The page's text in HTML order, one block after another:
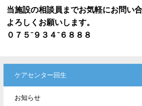
当施設の相談員までお気軽にお問い
よろしくお願いします。
０７５⁻９３４⁻６８８８
ケアセンター回生
お知らせ